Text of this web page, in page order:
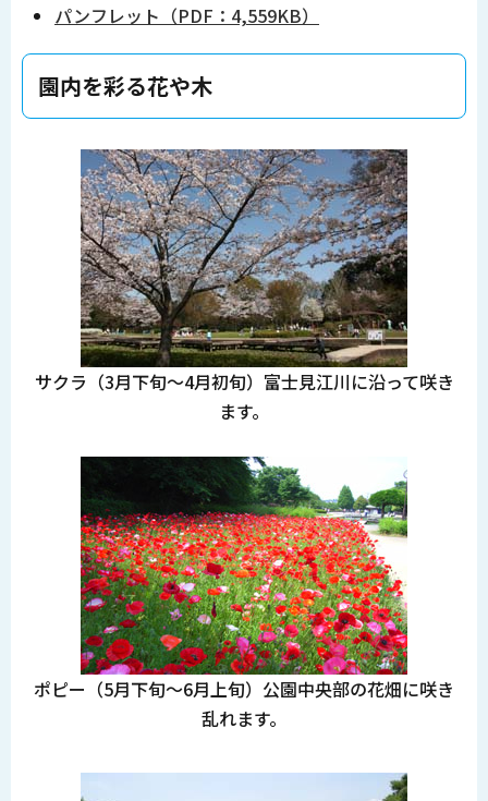
パンフレット（PDF：4,559KB）
園内を彩る花や木
サクラ（3月下旬～4月初旬）富士見江川に沿って咲き
ます。
ポピー（5月下旬～6月上旬）公園中央部の花畑に咲き
乱れます。